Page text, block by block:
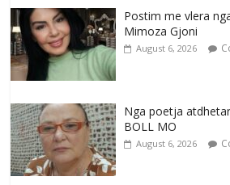
Postim me vlera
Mimoza Gjoni
August 6, 2026
Nga poetja
BOLL MO
August 6, 2026